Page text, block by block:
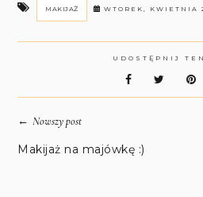
MAKIJAŻ WTOREK, KWIETNIA
UDOSTĘPNIJ
←Nowszy post
Makijaż na majówkę :)